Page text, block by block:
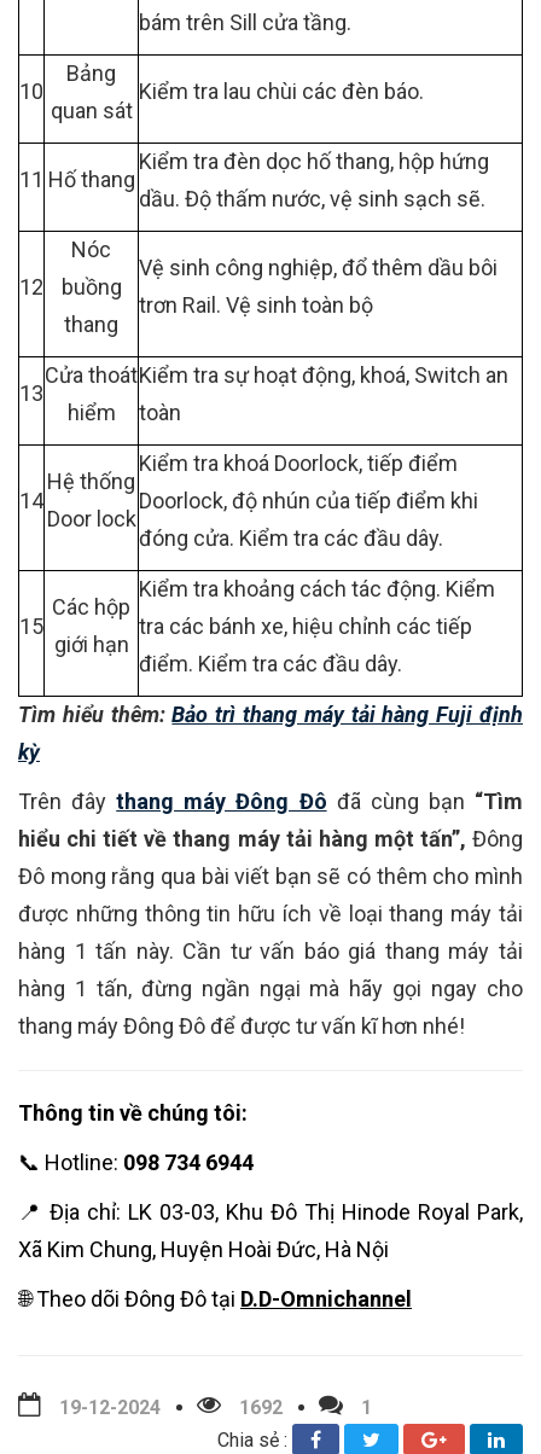
bám trên Sill cửa tầng.
10
Bảng
quan sát
Kiểm tra lau chùi các đèn báo.
11 Hố thang
Kiểm tra đèn dọc hố thang, hộp hứng
dầu. Độ thấm nước, vệ sinh sạch sẽ.
12
Nóc
buồng
thang
Vệ sinh công nghiệp, đổ thêm dầu bôi
trơn Rail. Vệ sinh toàn bộ
13
Cửa thoát
hiểm
Kiểm tra sự hoạt động, khoá, Switch an
toàn
14
Hệ thống
Door lock
Kiểm tra khoá Doorlock, tiếp điểm
Doorlock, độ nhún của tiếp điểm khi
đóng cửa. Kiểm tra các đầu dây.
15
Các hộp
giới hạn
Kiểm tra khoảng cách tác động. Kiểm
tra các bánh xe, hiệu chỉnh các tiếp
điểm. Kiểm tra các đầu dây.
Tìm hiểu thêm:Bảo trì thang máy tải hàng Fuji định
kỳ
Trên đâythang máy Đông Đô đã cùng bạn “Tìm
hiểu chi tiết về thang máy tải hàng một tấn”, Đông
Đô mong rằng qua bài viết bạn sẽ có thêm cho mình
được những thông tin hữu ích về loại thang máy tải
hàng 1 tấn này. Cần tư vấn báo giá thang máy tải
hàng 1 tấn, đừng ngần ngại mà hãy gọi ngay cho
thang máy Đông Đô để được tư vấn kĩ hơn nhé!
Thông tin về chúng tôi:
📞 Hotline: 098 734 6944
📍 Địa chỉ: LK 03-03, Khu Đô Thị Hinode Royal Park,
Xã Kim Chung, Huyện Hoài Đức, Hà Nội
🌐 Theo dõi Đông Đô tại D.D-Omnichannel
19-12-2024 1692
1
Chia sẻ :